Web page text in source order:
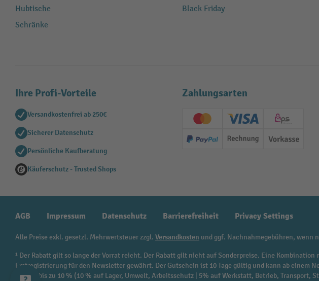
Hubtische
Schränke
Black Friday
Ihre Profi-Vorteile
Versandkostenfrei ab 250€
Sicherer Datenschutz
Persönliche Kaufberatung
Käuferschutz - Trusted Shops
Zahlungsarten
Creditcard (Master)Creditcard (Visa)
EPS
PayPal Rechnung Vorkasse
AGB Impressum Datenschutz Barrierefreiheit Privacy Settings
Alle Preise exkl. gesetzl. Mehrwertsteuer zzgl. Versandkosten und ggf. Nachnahmegebühren, wenn
¹ Der Rabatt gilt so lange der Vorrat reicht. Der Rabatt gilt nicht auf Sonderpreise. Eine
Erstregistrierung für den Newsletter gewährt. Der Gutschein ist 10 Tage gültig und kann ab einem
beträgt bis zu 10 % (10 % auf Lager, Umwelt, Arbeitsschutz | 5% auf Werkstatt, Betrieb,